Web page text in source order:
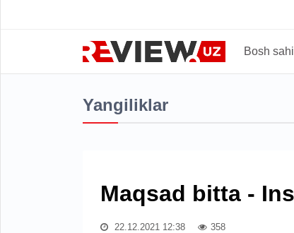
Bosh
Yangiliklar
Maqsad bitta -
22.12.2021 12:38 358